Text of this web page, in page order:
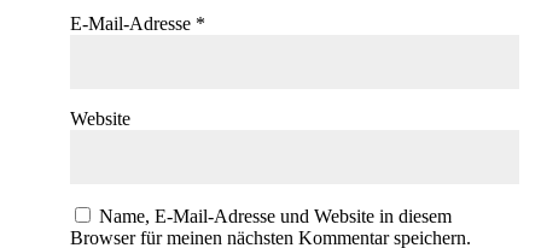
E-Mail-Adresse *
Website
Name, E-Mail-Adresse und Website in diesem
Browser für meinen nächsten Kommentar speichern.